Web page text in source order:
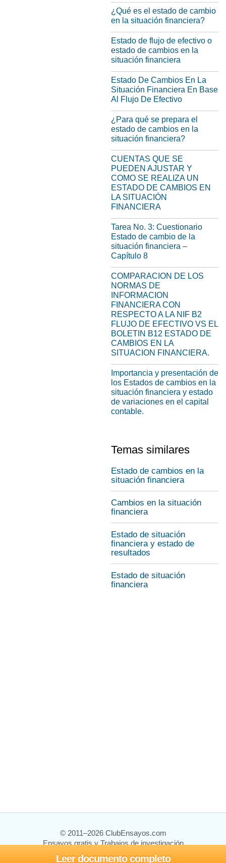
Leer documento completo
¿Qué es el estado de cambio
en la situación financiera?
Estado de flujo de efectivo o
estado de cambios en la
situación financiera
Estado De Cambios En La
Situación Financiera En Base
Al Flujo De Efectivo
¿Para qué se prepara el
estado de cambios en la
situación financiera?
CUENTAS QUE SE
PUEDEN AJUSTAR Y
COMO SE REALIZA UN
ESTADO DE CAMBIOS EN
LA SITUACIÓN
FINANCIERA
Tarea No. 3: Cuestionario
Estado de cambio de la
situación financiera –
Capítulo 8
COMPARACION DE LOS
NORMAS DE
INFORMACION
FINANCIERA CON
RESPECTO A LA NIF B2
FLUJO DE EFECTIVO VS EL
BOLETIN B12 ESTADO DE
CAMBIOS EN LA
SITUACION FINANCIERA.
Importancia y presentación de
los Estados de cambios en la
situación financiera y estado
de variaciones en el capital
contable.
Temas similares
Estado de cambios en la
situación financiera
Cambios en la situación
financiera
Estado de situación
financiera y estado de
resultados
Estado de situación
financiera
© 2011–2026 ClubEnsayos.com
Ensayos gratis y Trabajos de investigación